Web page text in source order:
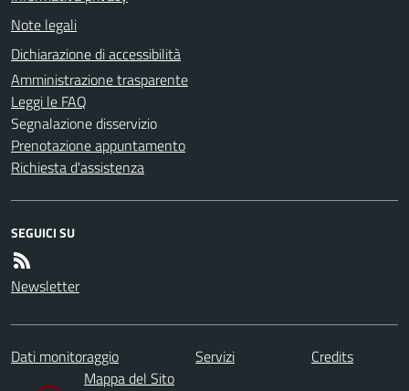
Note legali
Dichiarazione di accessibilità
Amministrazione trasparente
Leggi le FAQ
Segnalazione disservizio
Prenotazione appuntamento
Richiesta d'assistenza
SEGUICI SU
Newsletter
Dati monitoraggio Servizi
Credits
Mappa del Sito